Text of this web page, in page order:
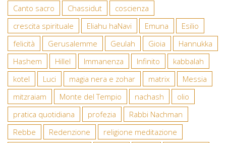
Canto sacro
Chassidut
coscienza
crescita spirituale
Eliahu haNavi Emuna
Esilio
felicità
Gerusalemme Geulah Gioia
Hannukka
Hashem
Hillel Immanenza Infinito
kabbalah
kotel
Luci magia nera e zohar matrix
Messia
mitzraiam
Monte del Tempio nachash
olio
pratica quotidiana
profezia
Rabbi Nachman
Rebbe
Redenzione
religione meditazione